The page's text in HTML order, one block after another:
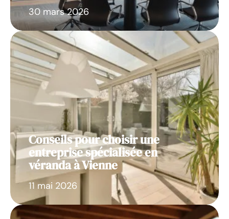
30 mars 2026
Conseils pour choisir une
entreprise spécialisée en
véranda à Vienne
11 mai 2026